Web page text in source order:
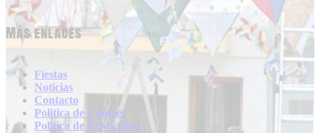
Más enlaces
Fiestas
Noticias
Contacto
Politica de Cookies
Politica de Privacidad